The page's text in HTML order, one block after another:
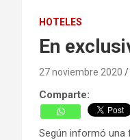
HOTELES
En
27 noviembre 2020
Comparte:
Según informó una